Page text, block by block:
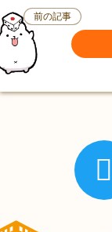
前の記事